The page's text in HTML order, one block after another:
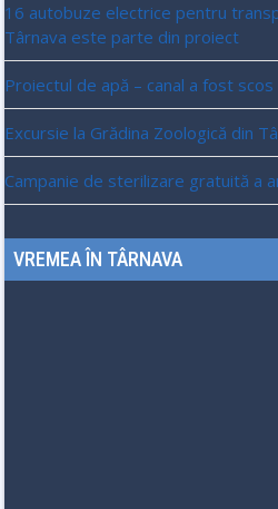
16 autobuze electrice pentru
Târnava este parte din proiect
Proiectul de apă – canal a fost scos
Excursie la Grădina Zoologică din
Campanie de sterilizare gratuită a
VREMEA ÎN TÂRNAVA